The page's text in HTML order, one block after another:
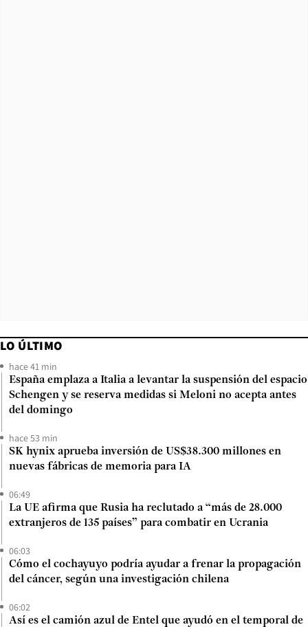
LO ÚLTIMO
hace 41 min
España emplaza a Italia a levantar la suspensión del espacio
Schengen y se reserva medidas si Meloni no acepta antes
del domingo
hace 53 min
SK hynix aprueba inversión de US$38.300 millones en
nuevas fábricas de memoria para IA
06:49
La UE afirma que Rusia ha reclutado a “más de 28.000
extranjeros de 135 países” para combatir en Ucrania
06:03
Cómo el cochayuyo podría ayudar a frenar la propagación
del cáncer, según una investigación chilena
06:02
Así es el camión azul de Entel que ayudó en el temporal de